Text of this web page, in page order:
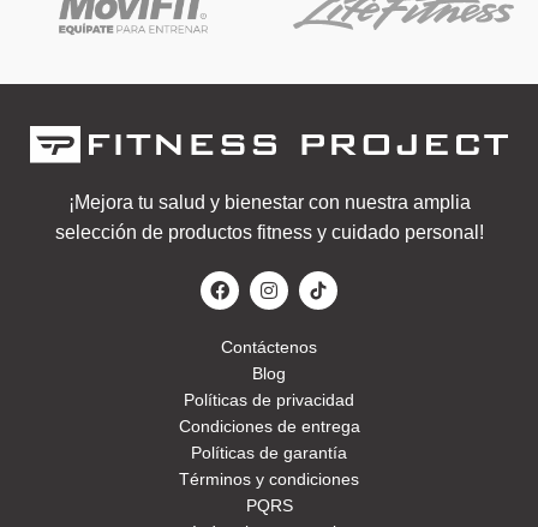
¡Mejora tu salud y bienestar con nuestra amplia
selección de productos fitness y cuidado personal!
Contáctenos
Blog
Políticas de privacidad
Condiciones de entrega
Políticas de garantía
Términos y condiciones
PQRS